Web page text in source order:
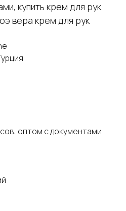
купить крем для рук
вера крем для рук
оптом с документами